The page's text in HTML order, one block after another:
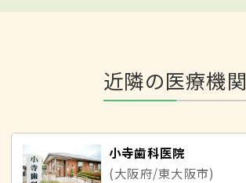
近隣の医療機関
小寺歯科医院
(大阪府/東大阪市)